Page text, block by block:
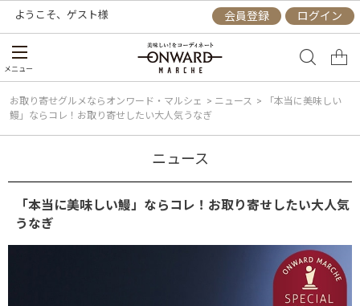
ようこそ、 ゲスト様 会員登録 ログイン
メニュー
お取り寄せグルメならオンワード・マルシェ > ニュース >
「本当に美味しい
鰻」ならコレ！お取り寄せしたい大人気うなぎ
ニュース
「本当に美味しい鰻」ならコレ！お取り寄せしたい大人気
うなぎ